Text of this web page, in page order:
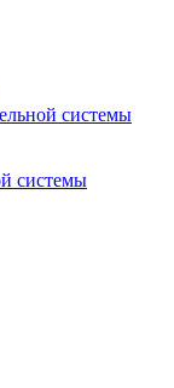
системы
системы